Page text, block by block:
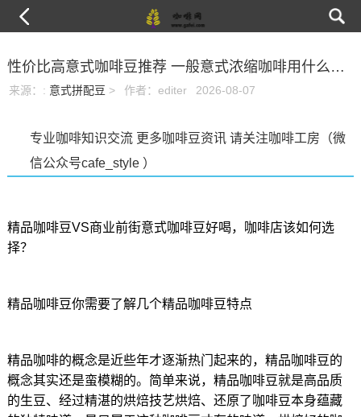
性价比高意式咖啡豆推荐 一般意式浓缩咖啡用什么咖啡豆好喝
来源： : 意式拼配豆 > 作者：editer 2026-08-07
专业咖啡知识交流 更多咖啡豆资讯 请关注咖啡工房（微
信公众号cafe_style ）
精品咖啡豆VS商业前街意式咖啡豆好喝，咖啡店该如何选
择？
精品咖啡豆你需要了解几个精品咖啡豆特点
精品咖啡的概念是近些年才逐渐热门起来的，精品咖啡豆的
概念其实还是蛮模糊的。简单来说，精品咖啡豆就是高品质
的生豆、经过精湛的烘焙技艺烘焙、还原了咖啡豆本身蕴藏